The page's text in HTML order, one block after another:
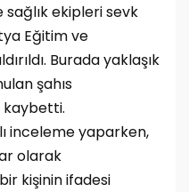
ekipleri sevk
Eğitim ve
Burada yaklaşık
şahıs
kaybetti.
inceleme yaparken,
olarak
kişinin ifadesi